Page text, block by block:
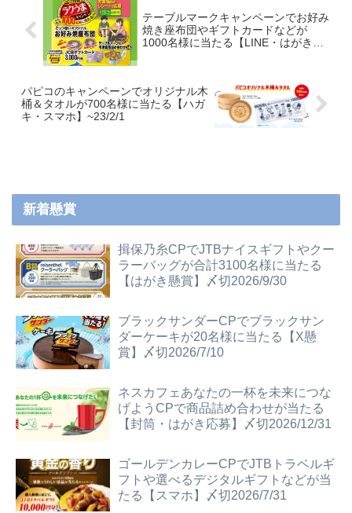
テーブルマークキャンペーンでお好み
焼き座布団やギフトカードなどが
1000名様に当たる【LINE・はがき懸
パピコのキャンペーンでオリジナル木
桶＆タオルが700名様に当たる【ハガ
キ・スマホ】~23/2/1
新着懸賞
揖保乃糸CPでJTBナイスギフトやクー
ラーバッグが合計3100名様に当たる
【はがき懸賞】〆切2026/9/30
ブラックサンダーCPでブラックサン
ダーケーキが20名様に当たる【X懸
賞】〆切2026/7/10
ネスカフェあなたの一杯を未来につな
げようCPで商品詰め合わせが当たる
【封筒・はがき応募】〆切2026/12/31
ゴールデンカレーCPでJTBトラベルギ
フトや選べるデジタルギフトなどが当
たる【スマホ】〆切2026/7/31